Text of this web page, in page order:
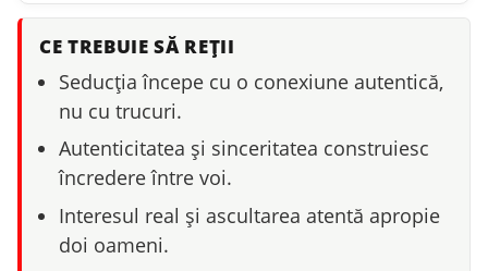
CE TREBUIE SĂ REȚII
Seducția începe cu o conexiune autentică,
nu cu trucuri.
Autenticitatea și sinceritatea construiesc
încredere între voi.
Interesul real și ascultarea atentă apropie
doi oameni.